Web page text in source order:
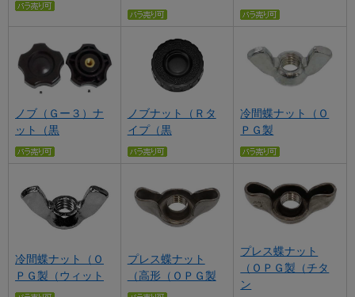
ノブ（Ｇー３）ナ
ット（黒
ノブナット（Ｒタ
イプ（黒
冷間蝶ナット（Ｏ
ＰＧ製
冷間蝶ナット（Ｏ
ＰＧ製（ウィット
プレス蝶ナット
（高形（ＯＰＧ製
プレス蝶ナット
（ＯＰＧ製（チタ
ン